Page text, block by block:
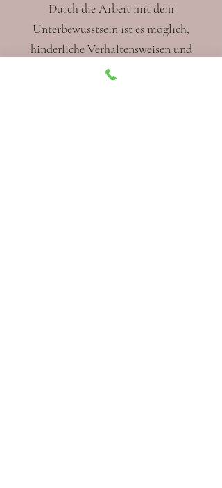
Durch die Arbeit mit dem
Unterbewusstsein ist es möglich,
hinderliche Verhaltensweisen und
Glaubensmuster nachhaltig zum